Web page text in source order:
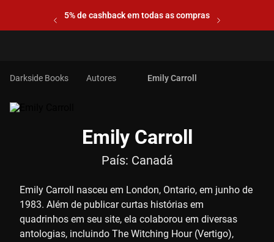
5% de cashback em todas as compras
Autores Emily Carroll
Emily Carroll
País: Canadá
Emily Carroll nasceu em London, Ontario, em junho de
1983. Além de publicar curtas histórias em
quadrinhos em seu site, ela colaborou em diversas
antologias, incluindo The Witching Hour (Vertigo),